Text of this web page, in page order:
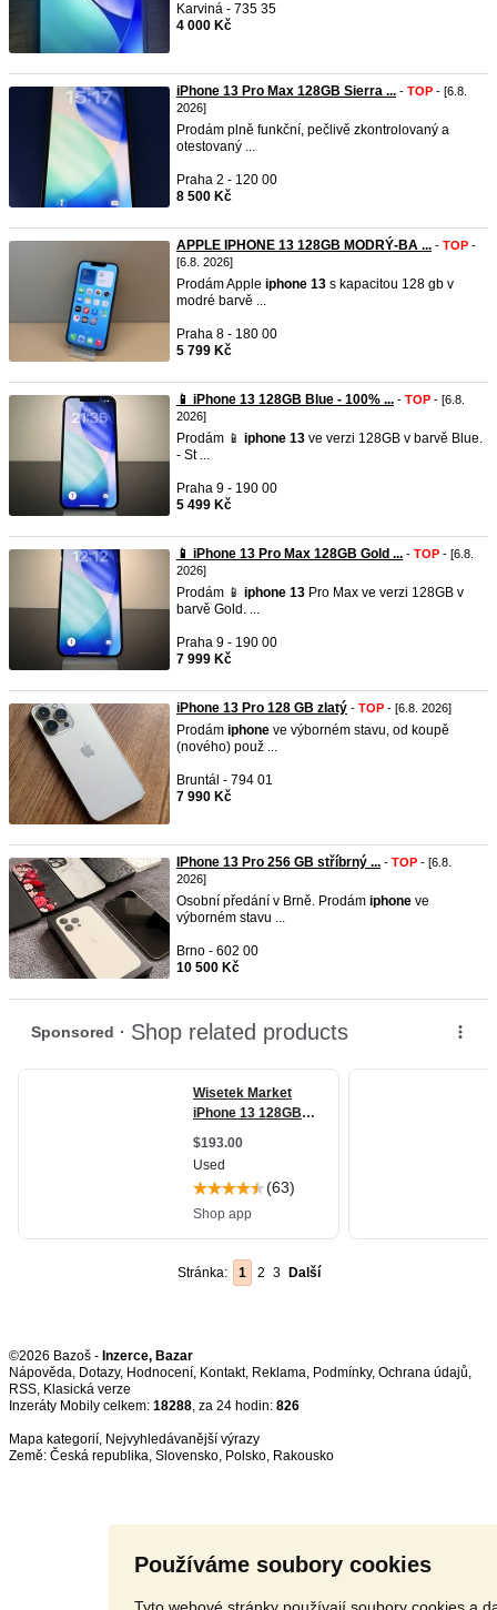
Používáme soubory cookies
Tyto webové stránky používají soubory cookies a
Karviná - 735 35
4 000 Kč
iPhone 13 Pro Max 128GB Sierra ... - TOP - [6.8.
2026]
Prodám plně funkční, pečlivě zkontrolovaný a
otestovaný ...
Praha 2 - 120 00
8 500 Kč
APPLE IPHONE 13 128GB MODRÝ-BA ... - TOP -
[6.8. 2026]
Prodám Apple iphone 13 s kapacitou 128 gb v
modré barvě ...
Praha 8 - 180 00
5 799 Kč
📱 iPhone 13 128GB Blue - 100% ... - TOP - [6.8.
2026]
Prodám 📱 iphone 13 ve verzi 128GB v barvě Blue.
- St ...
Praha 9 - 190 00
5 499 Kč
📱 iPhone 13 Pro Max 128GB Gold ... - TOP - [6.8.
2026]
Prodám 📱 iphone 13 Pro Max ve verzi 128GB v
barvě Gold. ...
Praha 9 - 190 00
7 999 Kč
iPhone 13 Pro 128 GB zlatý - TOP - [6.8. 2026]
Prodám iphone ve výborném stavu, od koupě
(nového) použ ...
Bruntál - 794 01
7 990 Kč
IPhone 13 Pro 256 GB stříbrný ... - TOP - [6.8.
2026]
Osobní předání v Brně. Prodám iphone ve
výborném stavu ...
Brno - 602 00
10 500 Kč
Stránka: 1 2 3 Další
©2026 Bazoš - Inzerce, Bazar
Nápověda, Dotazy, Hodnocení, Kontakt, Reklama, Podmínky, Ochrana údajů,
RSS,
Inzeráty Mobily celkem: 18288, za 24 hodin: 826
Mapa kategorií, Nejvyhledávanější výrazy
Země: Česká republika, Slovensko, Polsko, Rakousko